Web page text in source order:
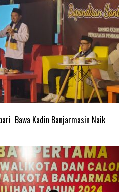
Bawa Kadin Banjarmasin Naik